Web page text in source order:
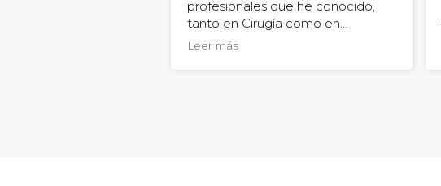
profesionales que he conocido,
tanto en Cirugía como en
medicina estética.
Profesional, honesta, y con una
Leer más